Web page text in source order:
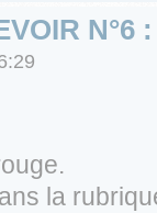
N°6
la